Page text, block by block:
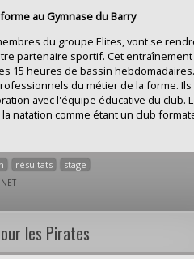
au Gymnase du Barry
du groupe Elites, vont se
partenaire sportif. Cet entraînement
15 heures de bassin
du métier de la forme. Ils
avec l'équipe éducative du club.
natation comme étant un club
résultats stage
les Pirates